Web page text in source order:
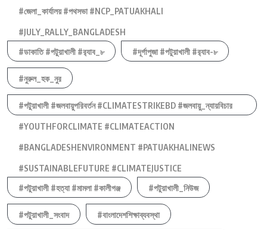
#জেলা_কার্যালয় #পথসভা #NCP_PATUAKHALI
#JULY_RALLY_BANGLADESH
#ডাকাতি #পটুয়াখালী #র‍্যাব_৮
#দূর্গাপুজা #পটুয়াখালী #র‍্যাব-৮
#নুরুল_হক_নুর
#পটুয়াখালী #জলবায়ুপরিবর্তন #CLIMATESTRIKEBD #জলবায়ু_ন্যায়বিচার
#YOUTHFORCLIMATE #CLIMATEACTION
#BANGLADESHENVIRONMENT #PATUAKHALINEWS
#SUSTAINABLEFUTURE #CLIMATEJUSTICE
#পটুয়াখালী #হত্যা #মামলা #কালীগঞ্জ
#পটুয়াখালী_নিউজ
#পটুয়াখালী_সংবাদ #বাংলাদেশশিক্ষাব্যবস্থা